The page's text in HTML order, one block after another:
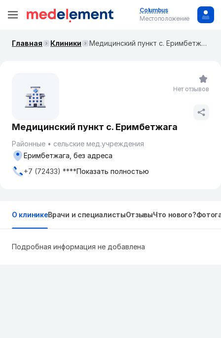
Columbus
Местоположение
Главная Клиники Медицинский пункт с. Еримбетжага
Медицинский пункт с. Еримбетжага
Районные
сельские мед.учреждения
Еримбетжага, без адреса
+7 (72433) ****Показать полностью
Нет отзывов
О клиникеВрачи и специалистыОтзывыЧто нового?
Подробная информация не добавлена